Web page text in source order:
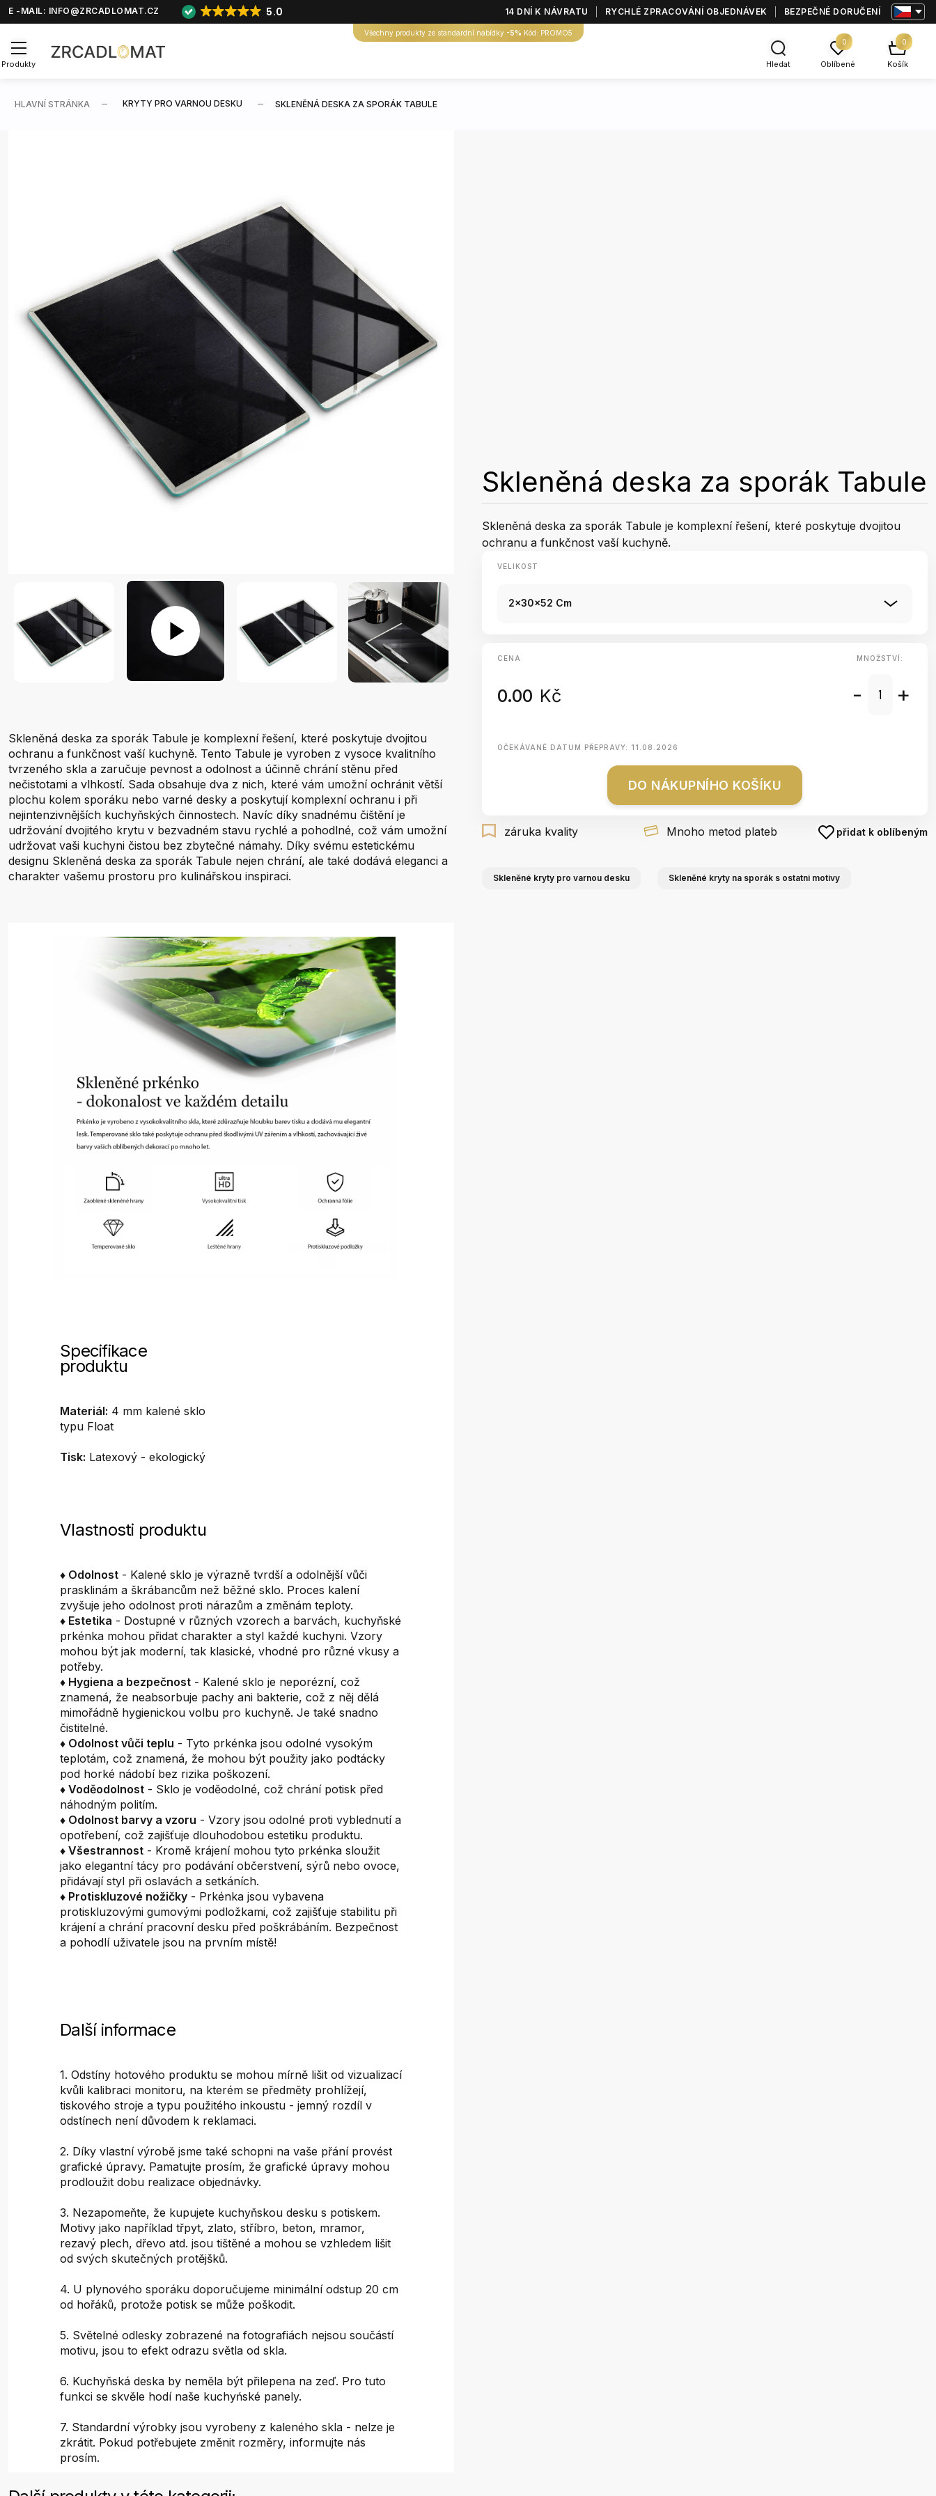
E -MAIL: INFO@ZRCADLOMAT.CZ 5.0 14 DNÍ K NÁVRATU RYCHLÉ ZPRACOVÁNÍ OBJEDNÁVEK BEZPEČNÉ DORUČENÍ
Všechny produkty ze standardní nabídky -5% Kód: PROMO5
Produkty Hledat
0
Oblíbené
0
Košík
HLAVNÍ STRÁNKA KRYTY PRO VARNOU DESKU SKLENĚNÁ DESKA ZA SPORÁK TABULE
Skleněná deska za sporák Tabule je komplexní řešení, které poskytuje dvojitou
ochranu a funkčnost vaší kuchyně. Tento Tabule je vyroben z vysoce kvalitního
tvrzeného skla a zaručuje pevnost a odolnost a účinně chrání stěnu před
nečistotami a vlhkostí. Sada obsahuje dva z nich, které vám umožní ochránit větší
plochu kolem sporáku nebo varné desky a poskytují komplexní ochranu i při
nejintenzivnějších kuchyňských činnostech. Navíc díky snadnému čištění je
udržování dvojitého krytu v bezvadném stavu rychlé a pohodlné, což vám umožní
udržovat vaši kuchyni čistou bez zbytečné námahy. Díky svému estetickému
designu Skleněná deska za sporák Tabule nejen chrání, ale také dodává eleganci a
charakter vašemu prostoru pro kulinářskou inspiraci.
Specifikace
produktu
Materiál: 4 mm kalené sklo
typu Float
Tisk: Latexový - ekologický
Vlastnosti produktu
♦ Odolnost - Kalené sklo je výrazně tvrdší a odolnější vůči
prasklinám a škrábancům než běžné sklo. Proces kalení
zvyšuje jeho odolnost proti nárazům a změnám teploty.
♦ Estetika - Dostupné v různých vzorech a barvách, kuchyňské
prkénka mohou přidat charakter a styl každé kuchyni. Vzory
mohou být jak moderní, tak klasické, vhodné pro různé vkusy a
potřeby.
♦ Hygiena a bezpečnost - Kalené sklo je neporézní, což
znamená, že neabsorbuje pachy ani bakterie, což z něj dělá
mimořádně hygienickou volbu pro kuchyně. Je také snadno
čistitelné.
♦ Odolnost vůči teplu - Tyto prkénka jsou odolné vysokým
teplotám, což znamená, že mohou být použity jako podtácky
pod horké nádobí bez rizika poškození.
♦ Voděodolnost - Sklo je voděodolné, což chrání potisk před
náhodným politím.
♦ Odolnost barvy a vzoru - Vzory jsou odolné proti vyblednutí a
opotřebení, což zajišťuje dlouhodobou estetiku produktu.
♦ Všestrannost - Kromě krájení mohou tyto prkénka sloužit
jako elegantní tácy pro podávání občerstvení, sýrů nebo ovoce,
přidávají styl při oslavách a setkáních.
♦ Protiskluzové nožičky - Prkénka jsou vybavena
protiskluzovými gumovými podložkami, což zajišťuje stabilitu při
krájení a chrání pracovní desku před poškrábáním. Bezpečnost
a pohodlí uživatele jsou na prvním místě!
Další informace
1. Odstíny hotového produktu se mohou mírně lišit od vizualizací
kvůli kalibraci monitoru, na kterém se předměty prohlížejí,
tiskového stroje a typu použitého inkoustu - jemný rozdíl v
odstínech není důvodem k reklamaci.
2. Díky vlastní výrobě jsme také schopni na vaše přání provést
grafické úpravy. Pamatujte prosím, že grafické úpravy mohou
prodloužit dobu realizace objednávky.
3. Nezapomeňte, že kupujete kuchyňskou desku s potiskem.
Motivy jako například třpyt, zlato, stříbro, beton, mramor,
rezavý plech, dřevo atd. jsou tištěné a mohou se vzhledem lišit
od svých skutečných protějšků.
4. U plynového sporáku doporučujeme minimální odstup 20 cm
od hořáků, protože potisk se může poškodit.
5. Světelné odlesky zobrazené na fotografiách nejsou součástí
motivu, jsou to efekt odrazu světla od skla.
6. Kuchyňská deska by neměla být přilepena na zeď. Pro tuto
funkci se skvěle hodí naše kuchyńské panely.
7. Standardní výrobky jsou vyrobeny z kaleného skla - nelze je
zkrátit. Pokud potřebujete změnit rozměry, informujte nás
prosím.
Skleněná deska za sporák Tabule
Skleněná deska za sporák Tabule je komplexní řešení, které poskytuje dvojitou
ochranu a funkčnost vaší kuchyně.
VELIKOST
2x30x52 Cm
CENA
0.00 Kč
MNOŽSTVÍ:
- +
OČEKÁVANÉ DATUM PŘEPRAVY: 11.08.2026
DO NÁKUPNÍHO KOŠÍKU
záruka kvality Mnoho metod plateb přidat k oblíbeným
Skleněné kryty pro varnou desku Skleněné kryty na sporák s ostatni motivy